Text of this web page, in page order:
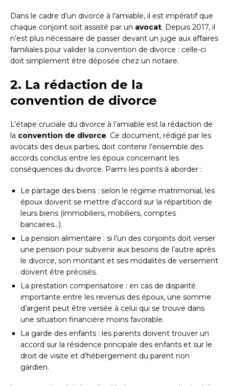
Dans le cadre d’un divorce à l’amiable, il est impératif que
chaque conjoint soit assisté par un avocat. Depuis 2017, il
n’est plus nécessaire de passer devant un juge aux affaires
familiales pour valider la convention de divorce : celle-ci
doit simplement être déposée chez un notaire.
2. La rédaction de la
convention de divorce
L’étape cruciale du divorce à l’amiable est la rédaction de
la convention de divorce. Ce document, rédigé par les
avocats des deux parties, doit contenir l’ensemble des
accords conclus entre les époux concernant les
conséquences du divorce. Parmi les points à aborder :
Le partage des biens : selon le régime matrimonial, les
époux doivent se mettre d’accord sur la répartition de
leurs biens (immobiliers, mobiliers, comptes
bancaires…).
La pension alimentaire : si l’un des conjoints doit verser
une pension pour subvenir aux besoins de l’autre après
le divorce, son montant et ses modalités de versement
doivent être précisés.
La prestation compensatoire : en cas de disparité
importante entre les revenus des époux, une somme
d’argent peut être versée à celui qui se trouve dans
une situation financière moins favorable.
La garde des enfants : les parents doivent trouver un
accord sur la résidence principale des enfants et sur le
droit de visite et d’hébergement du parent non
gardien.